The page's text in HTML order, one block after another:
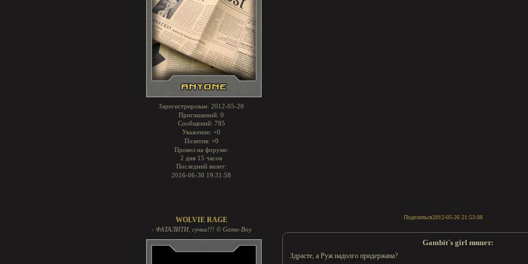
Зарегистрирован: 2012-05-20
Приглашений: 0
Сообщений: 785
Уважение: +0
Позитив: +0
Провел на форуме:
2 дня 15 часов
Последний визит:
2016-06-30 19:31:58
Поделиться2012-05-26 21:53:08
WOLVIE RAGE
- ФАТАЛИТИ, сучка!!! © Game-Boy
Gambit`s girl пишет:
Здрасте, а Руж надолго придержана?